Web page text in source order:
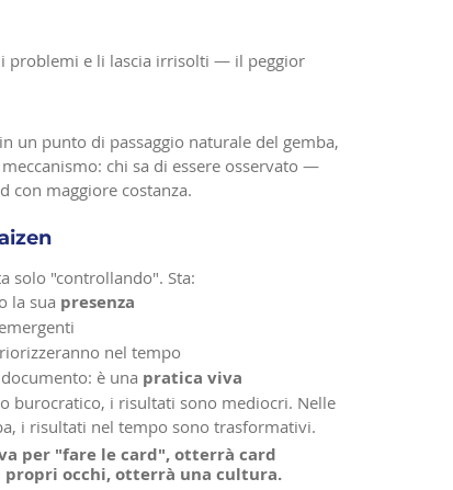
problemi e li lascia irrisolti — il peggior
un punto di passaggio naturale del gemba,
chi sa di essere osservato —
con maggiore costanza.
solo "controllando". Sta:
la sua presenza
nel tempo
è una pratica viva
burocratico, i risultati sono mediocri. Nelle
i risultati nel tempo sono trasformativi.
per "fare le card", otterrà card
propri occhi, otterrà una cultura.